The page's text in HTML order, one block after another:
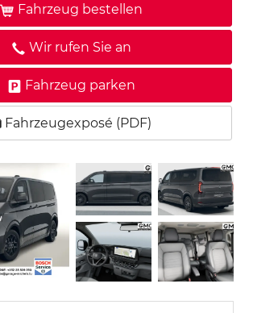
Fahrzeug bestellen
Wir rufen Sie an
Fahrzeug parken
Fahrzeugexposé (PDF)